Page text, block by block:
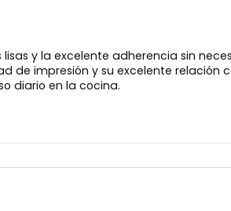
y la excelente adherencia sin
de impresión y su excelente
diario en la cocina.